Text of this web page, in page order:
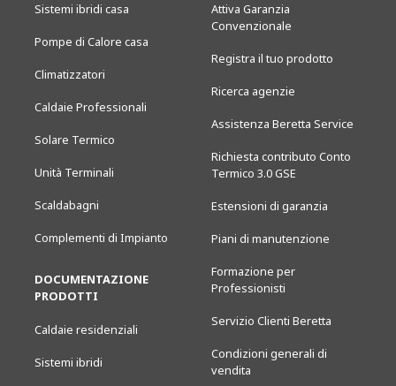
Sistemi ibridi casa
Pompe di Calore casa
Climatizzatori
Caldaie Professionali
Solare Termico
Unità Terminali
Scaldabagni
Complementi di Impianto
DOCUMENTAZIONE
PRODOTTI
Caldaie residenziali
Sistemi ibridi
Attiva Garanzia
Convenzionale
Registra il tuo prodotto
Ricerca agenzie
Assistenza Beretta Service
Richiesta contributo Conto
Termico 3.0 GSE
Estensioni di garanzia
Piani di manutenzione
Formazione per
Professionisti
Servizio Clienti Beretta
Condizioni generali di
vendita